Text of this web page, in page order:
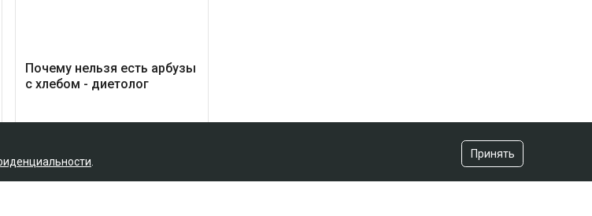
Принять